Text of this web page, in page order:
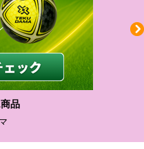
沿って書ける
ーノート